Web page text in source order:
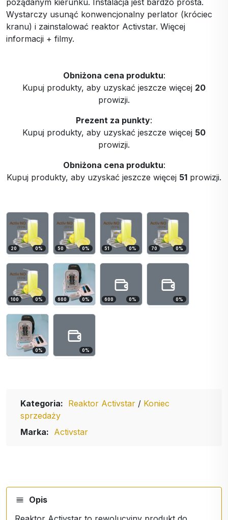
pożądanym kierunku. Instalacja jest bardzo prosta.
Wystarczy usunąć konwencjonalny perlator (króciec
kranu) i zainstalować reaktor Activstar. Więcej
informacji + filmy.
Obniżona cena produktu:
Kupuj produkty, aby uzyskać jeszcze więcej 20
prowizji.
Prezent za punkty:
Kupuj produkty, aby uzyskać jeszcze więcej 50
prowizji.
Obniżona cena produktu:
Kupuj produkty, aby uzyskać jeszcze więcej 51 prowizji.
20 0% 50 0% 51 0% 70 0%
100 0% 600 0% 600 0% 0%
0% 0%
Kategoria: Reaktor Activstar / Koniec
sprzedaży
Marka: Activstar
Opis